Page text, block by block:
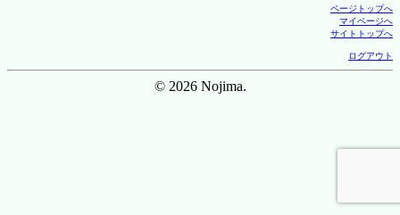
ページトップへ
マイページへ
サイトトップへ
ログアウト
© 2026 Nojima.